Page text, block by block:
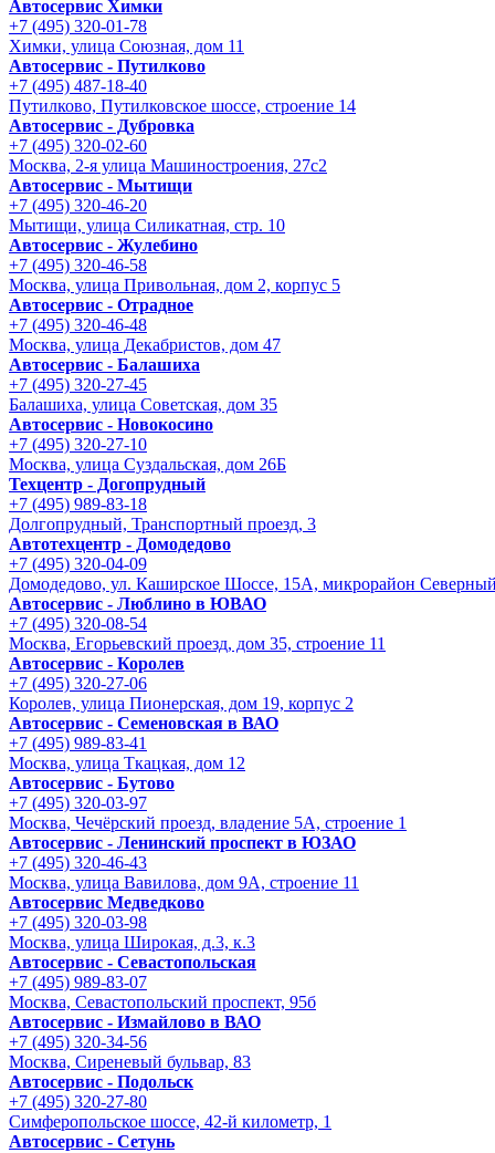
Автосервис Химки
+7 (495) 320-01-78
Химки, улица Союзная, дом 11
Автосервис - Путилково
+7 (495) 487-18-40
Путилково, Путилковское шоссе, строение 14
Автосервис - Дубровка
+7 (495) 320-02-60
Москва, 2-я улица Машиностроения, 27с2
Автосервис - Мытищи
+7 (495) 320-46-20
Мытищи, улица Силикатная, стр. 10
Автосервис - Жулебино
+7 (495) 320-46-58
Москва, улица Привольная, дом 2, корпус 5
Автосервис - Отрадное
+7 (495) 320-46-48
Москва, улица Декабристов, дом 47
Автосервис - Балашиха
+7 (495) 320-27-45
Балашиха, улица Советская, дом 35
Автосервис - Новокосино
+7 (495) 320-27-10
Москва, улица Суздальская, дом 26Б
Техцентр - Догопрудный
+7 (495) 989-83-18
Долгопрудный, Транспортный проезд, 3
Автотехцентр - Домодедово
+7 (495) 320-04-09
Домодедово, ул. Каширское Шоссе, 15А, микрорайон
Автосервис - Люблино в ЮВАО
+7 (495) 320-08-54
Москва, Егорьевский проезд, дом 35, строение 11
Автосервис - Королев
+7 (495) 320-27-06
Королев, улица Пионерская, дом 19, корпус 2
Автосервис - Семеновская в ВАО
+7 (495) 989-83-41
Москва, улица Ткацкая, дом 12
Автосервис - Бутово
+7 (495) 320-03-97
Москва, Чечёрский проезд, владение 5А, строение 1
Автосервис - Ленинский проспект в ЮЗАО
+7 (495) 320-46-43
Москва, улица Вавилова, дом 9A, строение 11
Автосервис Медведково
+7 (495) 320-03-98
Москва, улица Широкая, д.3, к.3
Автосервис - Cевастопольская
+7 (495) 989-83-07
Москва, Севастопольский проспект, 95б
Автосервис - Измайлово в ВАО
+7 (495) 320-34-56
Москва, Сиреневый бульвар, 83
Автосервис - Подольск
+7 (495) 320-27-80
Симферопольское шоссе, 42-й километр, 1
Автосервис - Сетунь